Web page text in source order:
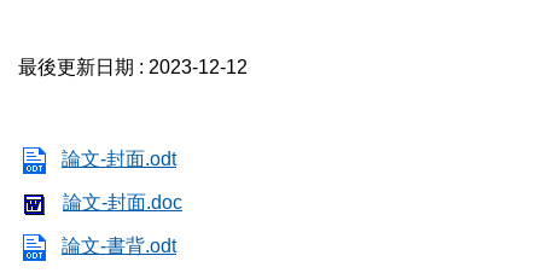
最後更新日期 : 2023-12-12
論文-封面.odt
論文-封面.doc
論文-書背.odt